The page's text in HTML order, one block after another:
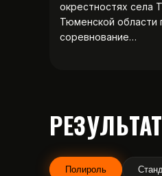
окрестностях села
Тюменской области
соревнование…
Полироль